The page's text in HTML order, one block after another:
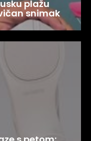
plažu
snimak